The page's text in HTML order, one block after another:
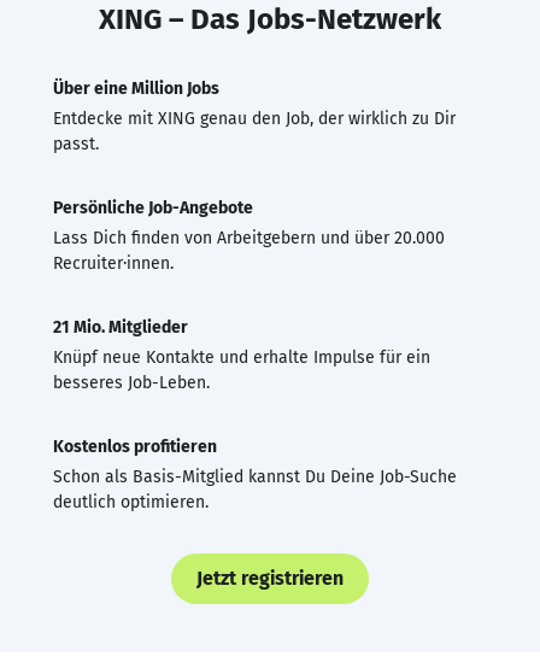
XING – Das Jobs-Netzwerk
Über eine Million Jobs
Entdecke mit XING genau den Job, der wirklich zu Dir
passt.
Persönliche Job-Angebote
Lass Dich finden von Arbeitgebern und über 20.000
Recruiter·innen.
21 Mio. Mitglieder
Knüpf neue Kontakte und erhalte Impulse für ein
besseres Job-Leben.
Kostenlos profitieren
Schon als Basis-Mitglied kannst Du Deine Job-Suche
deutlich optimieren.
Jetzt registrieren